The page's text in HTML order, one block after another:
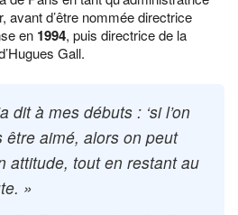
avant d’être nommée directrice
en 1994, puis directrice de la
Gall.
dit à mes débuts : ‘si l’on
être aimé, alors on peut
attitude, tout en restant au
»